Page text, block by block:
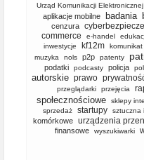
Urząd Komunikacji Elektronicznej
aplikacje mobilne badania
cenzura
commerce
e-handel
inwestycje kf12m komunikat
muzyka nols p2p patenty
podatki podcasty policja
autorskie prawo
przeglądarki
przejęcia
społecznościowe
sklepy
sprzedaż
startupy sztuczna
komórkowe
urządzenia
finansowe
wyszukiwarki